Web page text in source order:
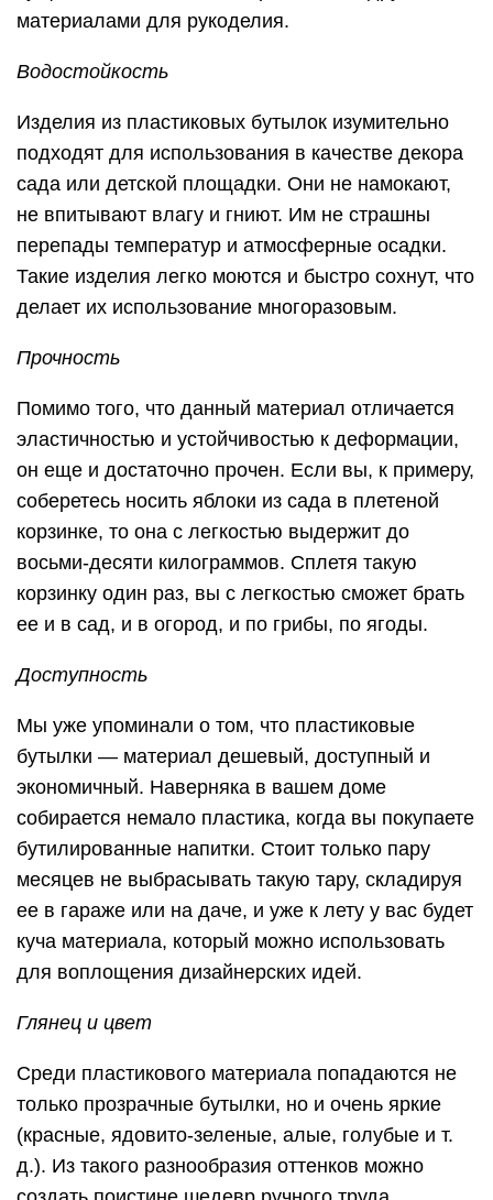
материалами для рукоделия.
Водостойкость
Изделия из пластиковых бутылок изумительно
подходят для использования в качестве декора
сада или детской площадки. Они не намокают,
не впитывают влагу и гниют. Им не страшны
перепады температур и атмосферные осадки.
Такие изделия легко моются и быстро сохнут, что
делает их использование многоразовым.
Прочность
Помимо того, что данный материал отличается
эластичностью и устойчивостью к деформации,
он еще и достаточно прочен. Если вы, к примеру,
соберетесь носить яблоки из сада в плетеной
корзинке, то она с легкостью выдержит до
восьми-десяти килограммов. Сплетя такую
корзинку один раз, вы с легкостью сможет брать
ее и в сад, и в огород, и по грибы, по ягоды.
Доступность
Мы уже упоминали о том, что пластиковые
бутылки — материал дешевый, доступный и
экономичный. Наверняка в вашем доме
собирается немало пластика, когда вы покупаете
бутилированные напитки. Стоит только пару
месяцев не выбрасывать такую тару, складируя
ее в гараже или на даче, и уже к лету у вас будет
куча материала, который можно использовать
для воплощения дизайнерских идей.
Глянец и цвет
Среди пластикового материала попадаются не
только прозрачные бутылки, но и очень яркие
(красные, ядовито-зеленые, алые, голубые и т.
д.). Из такого разнообразия оттенков можно